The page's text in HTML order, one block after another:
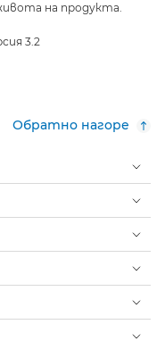
на продукта.
3.2
Обратно нагоре